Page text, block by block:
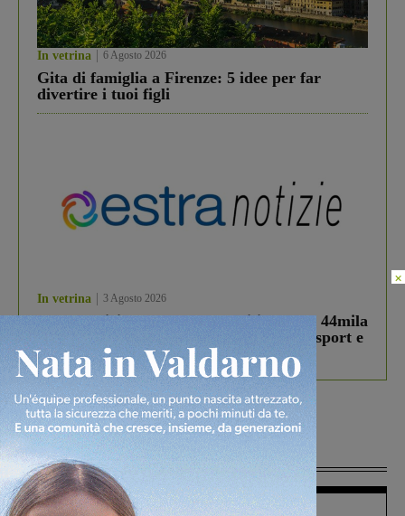
In vetrina 6 Agosto 2026
Gita di famiglia a Firenze: 5 idee per far
divertire i tuoi figli
In vetrina 3 Agosto 2026
Estra Notizie agosto: Smart Cities, oltre 44mila
studenti coinvolti, torna il bando per lo sport e
debutta il podcast Estrair
Più lette
×